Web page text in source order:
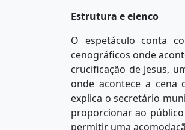
Estrutura e elenco
O espetáculo conta
cenográficos onde
crucificação de Jesus,
onde acontece a cena
explica o secretário
proporcionar ao
permitir uma